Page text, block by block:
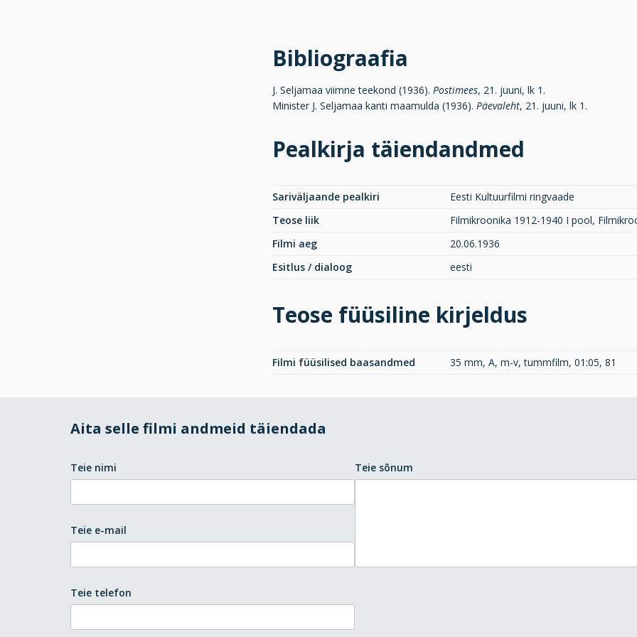
Bibliograafia
J. Seljamaa viimne teekond (1936). Postimees, 21. juuni, lk 1.
Minister J. Seljamaa kanti maamulda (1936). Päevaleht, 21. juuni, lk 1.
Pealkirja täiendandmed
Sariväljaande pealkiri
Eesti Kultuurfilmi ringvaade
Teose liik
Filmikroonika 1912-1940 I pool,
Filmi aeg
20.06.1936
Esitlus / dialoog
eesti
Teose füüsiline kirjeldus
Filmi füüsilised baasandmed 35 mm, A, m-v, tummfilm, 01:05, 81
Aita selle filmi andmeid täiendada
Teie nimi
Teie e-mail
Teie telefon
Teie sõnum